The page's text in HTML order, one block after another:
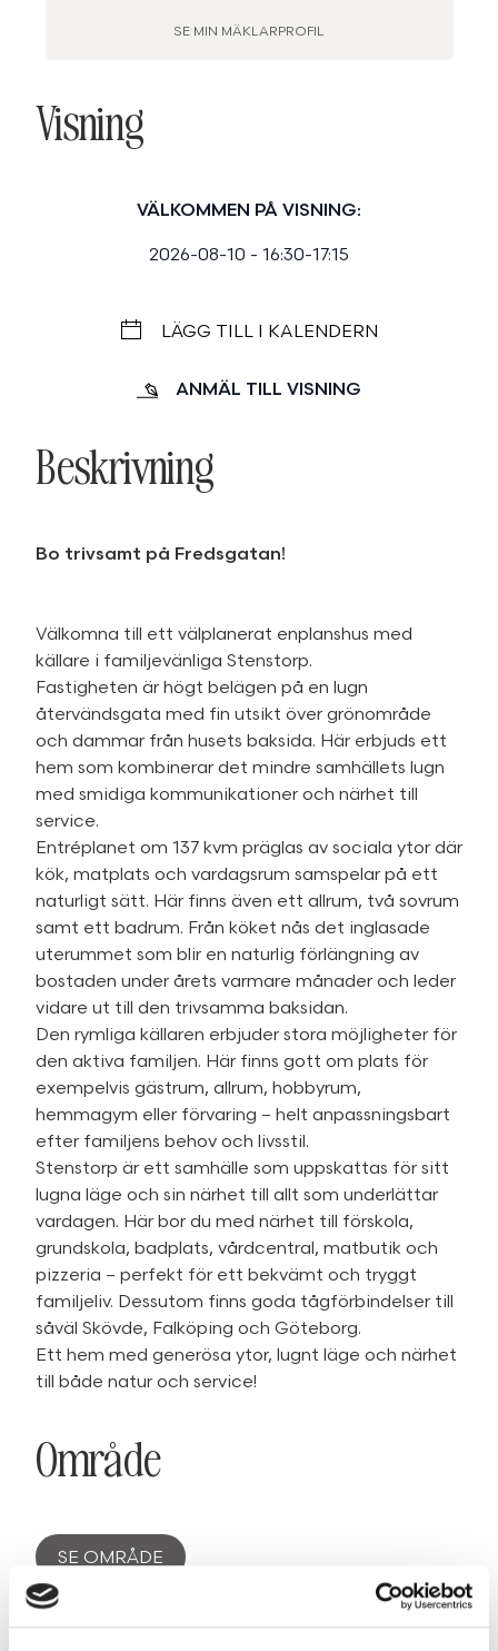
SE MIN MÄKLARPROFIL
Visning
VÄLKOMMEN PÅ VISNING:
2026-08-10 - 16:30-17:15
ANMÄL TILL VISNING
LÄGG TILL I KALENDERN
Beskrivning
Bo trivsamt på Fredsgatan!
Välkomna till ett välplanerat enplanshus med
källare i familjevänliga Stenstorp.
Fastigheten är högt belägen på en lugn
återvändsgata med fin utsikt över grönområde
och dammar från husets baksida. Här erbjuds ett
hem som kombinerar det mindre samhällets lugn
med smidiga kommunikationer och närhet till
service.
Entréplanet om 137 kvm präglas av sociala ytor där
kök, matplats och vardagsrum samspelar på ett
naturligt sätt. Här finns även ett allrum, två sovrum
samt ett badrum. Från köket nås det inglasade
uterummet som blir en naturlig förlängning av
bostaden under årets varmare månader och leder
vidare ut till den trivsamma baksidan.
Den rymliga källaren erbjuder stora möjligheter för
den aktiva familjen. Här finns gott om plats för
exempelvis gästrum, allrum, hobbyrum,
hemmagym eller förvaring – helt anpassningsbart
efter familjens behov och livsstil.
Stenstorp är ett samhälle som uppskattas för sitt
lugna läge och sin närhet till allt som underlättar
vardagen. Här bor du med närhet till förskola,
grundskola, badplats, vårdcentral, matbutik och
pizzeria – perfekt för ett bekvämt och tryggt
familjeliv. Dessutom finns goda tågförbindelser till
såväl Skövde, Falköping och Göteborg.
Ett hem med generösa ytor, lugnt läge och närhet
till både natur och service!
Område
SE OMRÅDE